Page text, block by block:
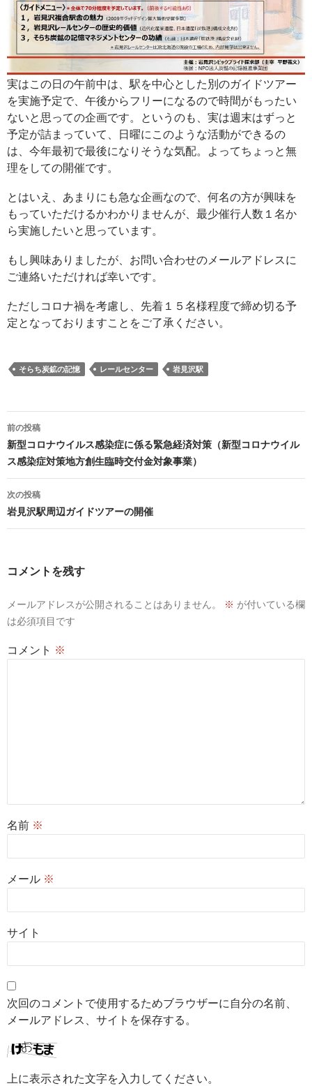
実はこの日の午前中は、駅を中心とした別のガイドツアー
を実施予定で、午後からフリーになるので時間がもったい
ないと思っての企画です。というのも、実は週末はずっと
予定が詰まっていて、日曜にこのような活動ができるの
は、今年最初で最後になりそうな気配。よってちょっと無
理をしての開催です。
とはいえ、あまりにも急な企画なので、何名の方が興味を
もっていただけるかわかりませんが、最少催行人数１名か
ら実施したいと思っています。
もし興味ありましたが、お問い合わせのメールアドレスに
ご連絡いただければ幸いです。
ただしコロナ禍を考慮し、先着１５名様程度で締め切る予
定となっておりますことをご了承ください。
そらち炭鉱の記憶 レールセンター 岩見沢駅
稿
ナ
ビ
ゲ
ー
シ
ン
前の投稿
新型コロナウイルス感染症に係る緊急経済対策（新型コロナウイル
ス感染症対策地方創生臨時交付金対象事業）
次の投稿
岩見沢駅周辺ガイドツアーの開催
コメントを残す
メールアドレスが公開されることはありません。 ※ が付いている欄
は必須項目です
コメント ※
名前 ※
メール ※
サイト
次回のコメントで使用するためブラウザーに自分の名前、
メールアドレス、サイトを保存する。
上に表示された文字を入力してください。